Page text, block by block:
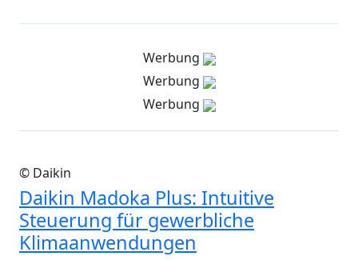
Werbung
Werbung
Werbung
© Daikin
Daikin Madoka Plus: Intuitive
Steuerung für gewerbliche
Klimaanwendungen